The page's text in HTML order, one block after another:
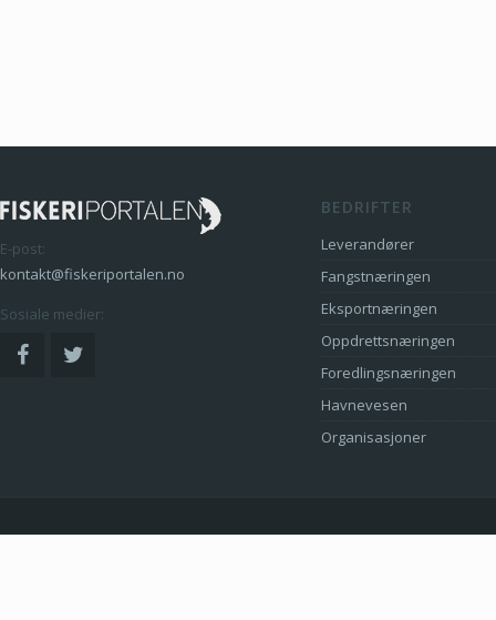
E-post:
kontakt@fiskeriportalen.no
Sosiale medier:
BEDRIFTER
Leverandører
Fangstnæringen
Eksportnæringen
Oppdrettsnæringen
Foredlingsnæringen
Havnevesen
Organisasjoner